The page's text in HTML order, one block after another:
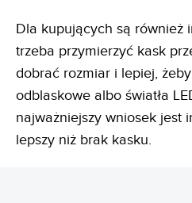
Dla kupujących są również
trzeba przymierzyć kask
dobrać rozmiar i lepiej,
odblaskowe albo światła
najważniejszy wniosek jest
lepszy niż brak kasku.